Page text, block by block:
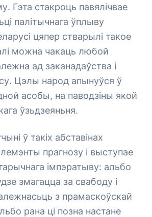
Гэта стакроць павялічвае
палітычнага ўплыву
цяпер стварылі такое
можна чакаць любой
ад заканадаўства і
Цэлы народ апынуўся ў
асобы, на паводзіны якой
ўзьдзеяньня.
ў такіх абставінах
прагнозу і выступае
імпэратыву: альбо
змагацца за свабоду і
з прамаскоўскай
рана ці позна настане